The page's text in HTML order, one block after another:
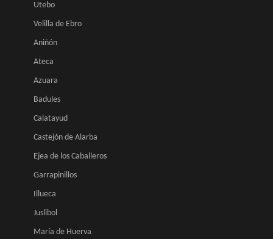
Utebo
Velilla de Ebro
Aniñón
Ateca
Azuara
Badules
Calatayud
Castejón de Alarba
Ejea de los Caballeros
Garrapinillos
Illueca
Juslibol
María de Huerva